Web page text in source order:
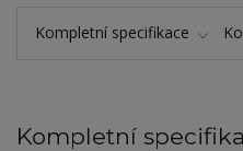
Kompletní specifikace
Kompletní